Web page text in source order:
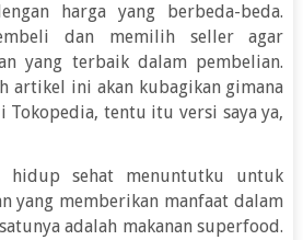
harga yang berbeda-beda.
dan memilih seller agar
yang terbaik dalam pembelian.
artikel ini akan kubagikan gimana
tentu itu versi saya ya,
hidup sehat menuntutku untuk
yang memberikan manfaat dalam
adalah makanan superfood.